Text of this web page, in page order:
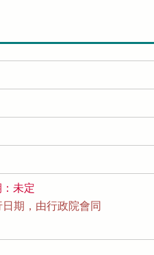
未定
期，由行政院會同